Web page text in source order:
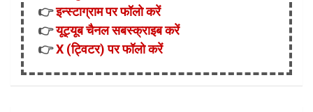
👉इन्स्टाग्राम पर फॉलो करें
👉यूट्यूब चैनल सबस्क्राइब करें
👉X (ट्विटर) पर फॉलो करें